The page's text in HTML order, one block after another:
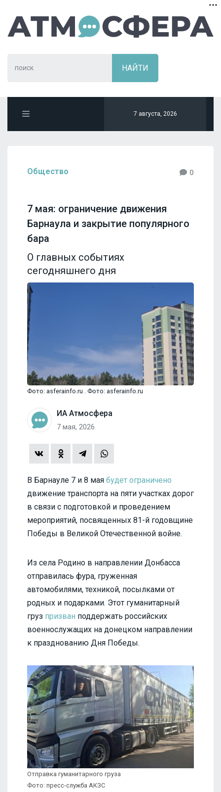
7 августа, 2026
Общество 0
7 мая: ограничение движения
Барнаула и закрытие популярного
бара
О главных событиях
сегодняшнего дня
Фото: asferainfo.ru . Фото: asferainfo.ru
ИА Атмосфера
7 мая, 2026
В Барнауле 7 и 8 мая будет ограничено
движение транспорта на пяти участках дорог
в связи с подготовкой и проведением
мероприятий, посвященных 81-й годовщине
Победы в Великой Отечественной войне.
Из села Родино в направлении Донбасса
отправилась фура, груженная
автомобилями, техникой, посылками от
родных и подарками. Этот гуманитарный
груз призван поддержать российских
военнослужащих на донецком направлении
к празднованию Дня Победы.
Отправка гуманитарного груза
Фото: пресс-служба АКЗС